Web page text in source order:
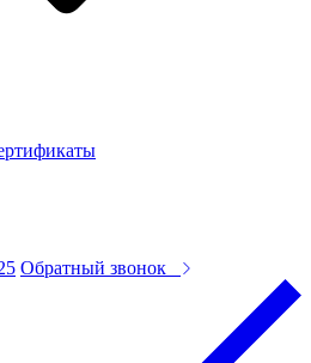
Обратный звонок